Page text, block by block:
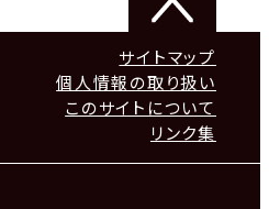
サイトマップ
個人情報の取り扱い
このサイトについて
リンク集